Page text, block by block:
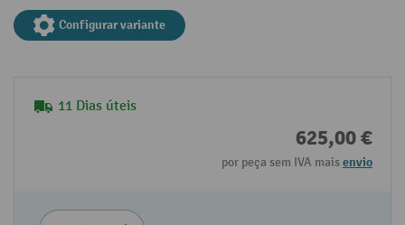
Configurar variante
11 Dias úteis
625,00 €
por peça sem IVA maisenvio